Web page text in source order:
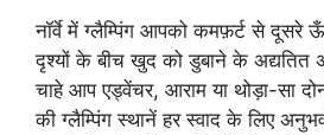
नॉर्वे में ग्लैम्पिंग आपको कमफ़र्ट से दूसरे
दृश्यों के बीच खुद को डुबाने के अद्यतित
चाहे आप एड्वेंचर, आराम या थोड़ा-सा
की ग्लैम्पिंग स्थानें हर स्वाद के लिए